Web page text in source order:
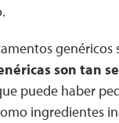
son tan
puede haber
ingredientes